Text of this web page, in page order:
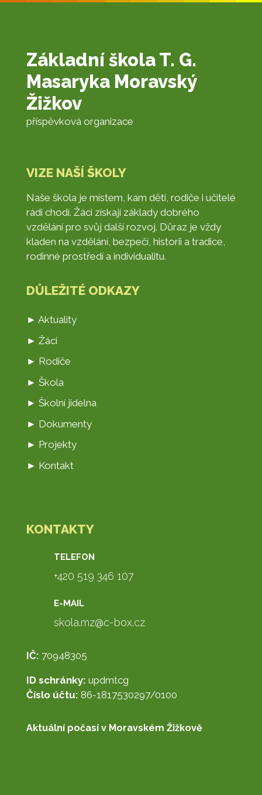
Základní škola T. G.
Masaryka Moravský
Žižkov
příspěvková organizace
VIZE NAŠÍ ŠKOLY
Naše škola je místem, kam děti, rodiče i učitelé
rádi chodí. Žáci získají základy dobrého
vzdělání pro svůj další rozvoj. Důraz je vždy
kladen na vzdělání, bezpečí, historii a tradice,
rodinné prostředí a individualitu.
DŮLEŽITÉ ODKAZY
► Aktuality
► Žáci
► Rodiče
► Škola
► Školní jídelna
► Dokumenty
► Projekty
► Kontakt
KONTAKTY
TELEFON
+420 519 346 107
E-MAIL
skola.mz@c-box.cz
IČ: 70948305
ID schránky: updmtcg
Číslo účtu: 86-1817530297/0100
Aktuální počasí v Moravském Žižkově